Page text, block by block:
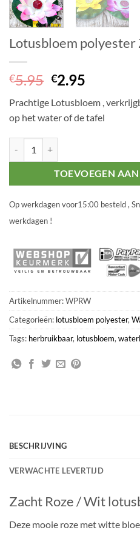
Lotusbloem polyester
€5.95
was:
€5.95.
€2.95
is:
€2.95.
Prachtige Lotusbloem ,
op het water of de tafel
TOEVOEGEN
Op werkdagen voor15:00 besteld ,
werkdagen !
Artikelnummer:WPRW
Categorieën: lotusbloem polyester,
Tags: herbruikbaar, lotusbloem,
BESCHRIJVING
VERWACHTE LEVERTIJD
Zacht Roze / Wit
Deze mooie roze met witte